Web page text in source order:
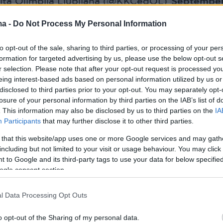
- Do Not Process My Personal Information
opt-out of the sale, sharing to third parties, or processing of your
for targeted advertising by us, please use the below opt-out
selection. Please note that after your opt-out request is processed
interest-based ads based on personal information utilized by us
to third parties prior to your opt-out. You may separately
of your personal information by third parties on the IAB’s list of
This information may also be disclosed by us to third parties on the
Participants that may further disclose it to other third parties.
that this website/app uses one or more Google services and may
but not limited to your visit or usage behaviour. You may
to Google and its third-party tags to use your data for below
consent section.
Data Processing Opt Outs
opt-out of the Sharing of my personal data.
💥pic.twitter.com/tYCQmMTAeW
Olimpija Ljubljana (@KKCedOL)
αργότερα, πήραν το προβάδισμα με 16-15,
έκλεισαν το πρώτο δεκάλεπτο με
δρόμο προς το καλάθι και στα πρώτα λεπτά